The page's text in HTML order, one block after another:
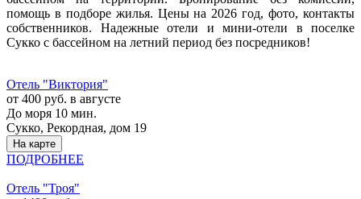
помощь в подборе жилья. Цены на 2026 год, фото, контакты
собственников. Надежные отели и мини-отели в поселке
Сукко с бассейном на летний период без посредников!
Отель "Виктория"
от 400 руб. в августе
До моря 10 мин.
Сукко, Рекордная, дом 19
На карте
ПОДРОБНЕЕ
Отель "Троя"